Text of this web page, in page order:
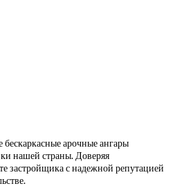
арочные ангары
нашей страны. Доверяя
застройщика с надежной репутацией